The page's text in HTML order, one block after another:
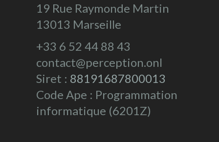
19 Rue Raymonde Martin
13013 Marseille
+33 6 52 44 88 43
contact@perception.onl
Siret : 88191687800013
Code Ape : Programmation
informatique (6201Z)